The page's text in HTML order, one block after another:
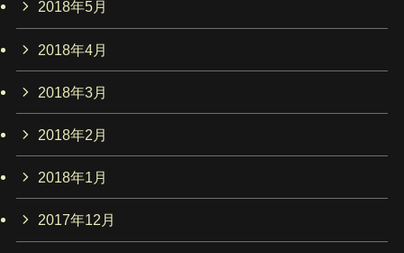
2018年5月
2018年4月
2018年3月
2018年2月
2018年1月
2017年12月